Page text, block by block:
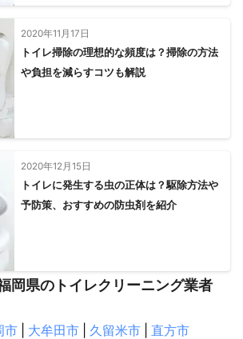
十町 黒潮町
佐川町 須崎市 いの町
日高村
土佐町 高知市 本山町
小林市 都農町
高鍋町 新富町 宮崎市
都城市
串間市
府中町 海田町 熊野町
北広島町
三次市 府中市
2020年11月17日
トイレ掃除の理想的な頻度は？掃除の方法
や負担を減らすコツも解説
2020年12月15日
トイレに発生する虫の正体は？駆除方法や
予防策、おすすめの防虫剤を紹介
岡県のトイレクリーニング業者
市 大牟田市 久留米市
直方市